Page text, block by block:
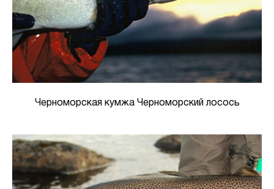
Черноморская кумжа Черноморский лосось